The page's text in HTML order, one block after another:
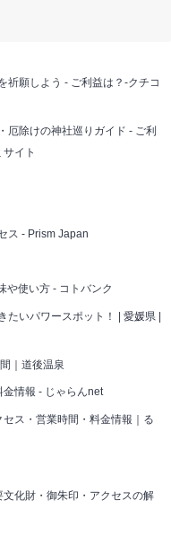
祈願しよう - ご利益は？-クチコ
厄除けの神社巡りガイド - ご利
イト
ス - Prism Japan
や使い方 - コトバンク
たいパワースポット！ | 愛媛県 |
｜道後温泉
金情報 - じゃらんnet
ス・営業時間・料金情報｜る
文化財・御朱印・アクセスの解